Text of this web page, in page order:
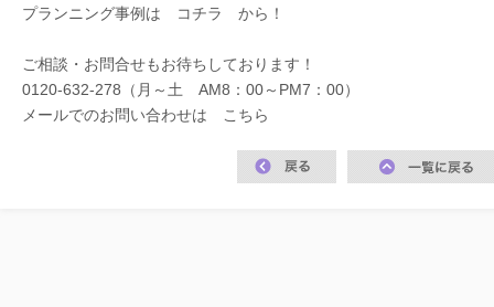
プランニング事例は コチラ から！
ご相談・お問合せもお待ちしております！
0120-632-278（月～土 AM8：00～PM7：00）
メールでのお問い合わせは
こちら